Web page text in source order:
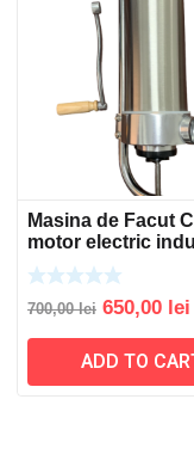
Masina de Facut
motor electric
700,00lei Original
price
was:
700,00 lei.
650,00 lei
ADD TO